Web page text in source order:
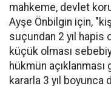
mahkeme, devlet
Ayşe Önbilgin için,
suçundan 2 yıl hapis
küçük olması
hükmün açıklanması
kararla 3 yıl boyunca